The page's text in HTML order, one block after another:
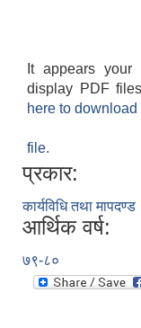
It appears
display PDF
here to
file.
प्रकार:
कार्यविधि तथा मापदण्ड
आर्थिक वर्ष:
७९-८०